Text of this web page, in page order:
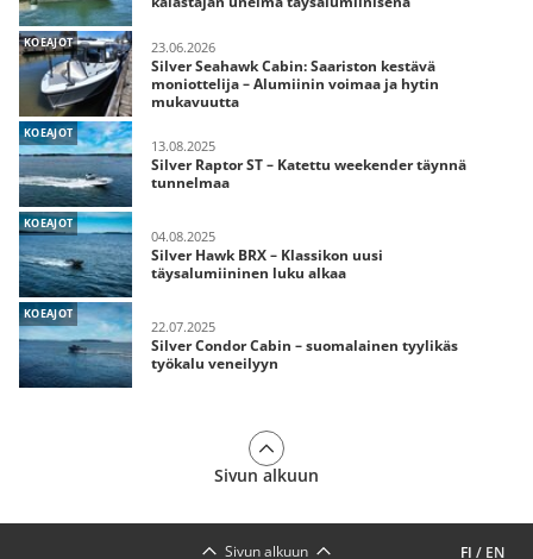
KOEAJOT 23.06.2026
Silver Seahawk Cabin: Saariston kestävä
moniottelija – Alumiinin voimaa ja hytin
mukavuutta
KOEAJOT
13.08.2025
Silver Raptor ST – Katettu weekender täynnä
tunnelmaa
KOEAJOT
04.08.2025
Silver Hawk BRX – Klassikon uusi
täysalumiininen luku alkaa
KOEAJOT
22.07.2025
Silver Condor Cabin – suomalainen tyylikäs
työkalu veneilyyn
Sivun alkuun
FI / EN
Sivun alkuun